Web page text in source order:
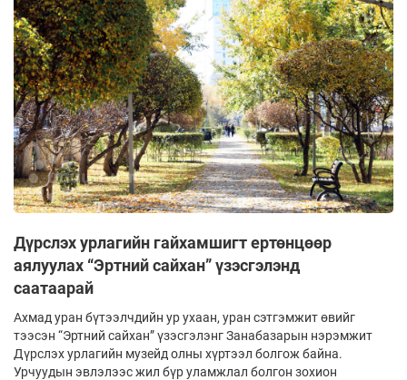
Дүрслэх урлагийн гайхамшигт ертөнцөөр
аялуулах “Эртний сайхан” үзэсгэлэнд
саатаарай
Ахмад уран бүтээлчдийн ур ухаан, уран сэтгэмжит өвийг
тээсэн “Эртний сайхан” үзэсгэлэнг Занабазарын нэрэмжит
Дүрслэх урлагийн музейд олны хүртээл болгож байна.
Урчуудын эвлэлээс жил бүр уламжлал болгон зохион